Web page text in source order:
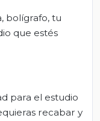
bolígrafo, tu
que estés
para el estudio
recabar y